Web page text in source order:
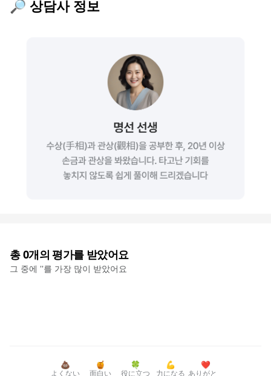
🔎 상담사 정보
총0개의 평가를 받았어요
그 중에 ''를 가장 많이 받았어요
💩
よくない
🍯
面白い
🍀
役に立つ
💪
力になる
❤️
ありがと